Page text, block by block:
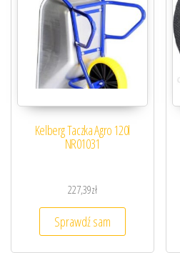
Kelberg Taczka Agro 120l
NR01031
227,39zł
Sprawdź sam